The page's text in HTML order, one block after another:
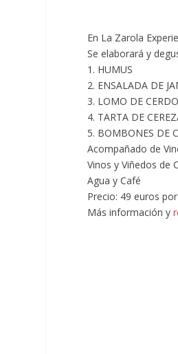
En La Zarola
Se elaborará y
1. HUMUS
2. ENSALADA DE
3. LOMO DE
4. TARTA DE
5. BOMBONES DE
Acompañado de
Vinos y Viñedos de
Agua y Café
Precio: 49 euros
Más información y